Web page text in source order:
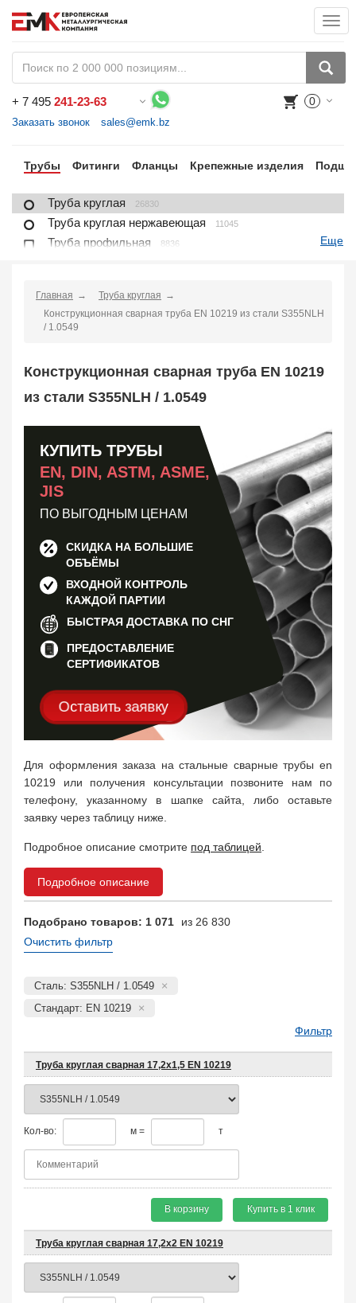
+ 7 495 241-23-63
Заказать звонок sales@emk.bz
0
Трубы Фитинги Фланцы Крепежные изделия
Труба круглая 26830
Труба круглая нержавеющая 11045
Труба профильная 8836
Труба футерованная
Труба в изоляции
Трубная заготовка
Заказать в 1 клик
Еще
Главная
Труба круглая
Конструкционная сварная труба EN 10219 из стали S355NLH
/ 1.0549
Конструкционная сварная труба EN 10219
из стали S355NLH / 1.0549
КУПИТЬ ТРУБЫ
EN, DIN, ASTM, ASME,
JIS
ПО ВЫГОДНЫМ ЦЕНАМ
СКИДКА НА БОЛЬШИЕ
ОБЪЁМЫ
ВХОДНОЙ КОНТРОЛЬ
КАЖДОЙ ПАРТИИ
БЫСТРАЯ ДОСТАВКА ПО СНГ
ПРЕДОСТАВЛЕНИЕ
СЕРТИФИКАТОВ
Оставить заявку
Для оформления заказа на стальные сварные трубы en
10219 или получения консультации позвоните нам по
телефону, указанному в шапке сайта, либо оставьте
заявку через таблицу ниже.
Подробное описание смотрите под таблицей
Подробное описание
Подобрано товаров: 1 071
из 26 830
Очистить фильтр
Сталь: S355NLH / 1.0549
Стандарт: EN 10219
Фильтр
Труба круглая сварная 17,2х1,5 EN 10219
Кол-во: м = т
В корзину Купить в 1 клик
Труба круглая сварная 17,2х2 EN 10219